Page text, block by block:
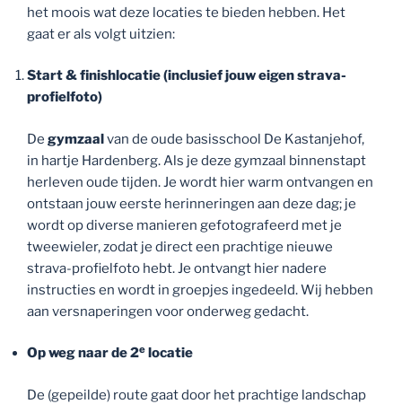
het moois wat deze locaties te bieden hebben. Het
gaat er als volgt uitzien:
Start & finishlocatie (inclusief jouw eigen strava-
profielfoto)
De gymzaalvan de oude basisschool De Kastanjehof,
in hartje Hardenberg. Als je deze gymzaal binnenstapt
herleven oude tijden. Je wordt hier warm ontvangen en
ontstaan jouw eerste herinneringen aan deze dag; je
wordt op diverse manieren gefotografeerd met je
tweewieler, zodat je direct een prachtige nieuwe
strava-profielfoto hebt. Je ontvangt hier nadere
instructies en wordt in groepjes ingedeeld. Wij hebben
aan versnaperingen voor onderweg gedacht.
Op weg naar de 2e locatie
De (gepeilde) route gaat door het prachtige landschap